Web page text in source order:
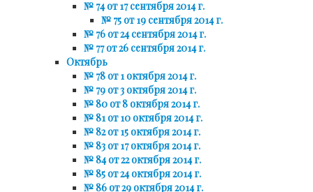
№ 74 от 17 сентября 2014 г.
№ 75 от 19 сентября 2014 г.
№ 76 от 24 сентября 2014 г.
№ 77 от 26 сентября 2014 г.
Октябрь
№ 78 от 1 октября 2014 г.
№ 79 от 3 октября 2014 г.
№ 80 от 8 октября 2014 г.
№ 81 от 10 октября 2014 г.
№ 82 от 15 октября 2014 г.
№ 83 от 17 октября 2014 г.
№ 84 от 22 октября 2014 г.
№ 85 от 24 октября 2014 г.
№ 86 от 29 октября 2014 г.